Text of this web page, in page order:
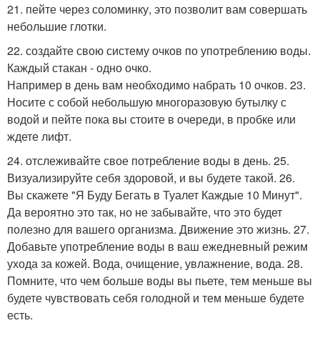
21. пейте через соломинку, это позволит вам совершать
небольшие глотки.
22. создайте свою систему очков по употреблению воды.
Каждый стакан - одно очко.
Например в день вам необходимо набрать 10 очков. 23.
Носите с собой небольшую многоразовую бутылку с
водой и пейте пока вы стоите в очереди, в пробке или
ждете лифт.
24. отслеживайте свое потребление воды в день. 25.
Визуализируйте себя здоровой, и вы будете такой. 26.
Вы скажете "Я Буду Бегать в Туалет Каждые 10 Минут".
Да вероятно это так, но не забывайте, что это будет
полезно для вашего организма. Движение это жизнь. 27.
Добавьте употребление воды в ваш ежедневный режим
ухода за кожей. Вода, очищение, увлажнение, вода. 28.
Помните, что чем больше воды вы пьете, тем меньше вы
будете чувствовать себя голодной и тем меньше будете
есть.